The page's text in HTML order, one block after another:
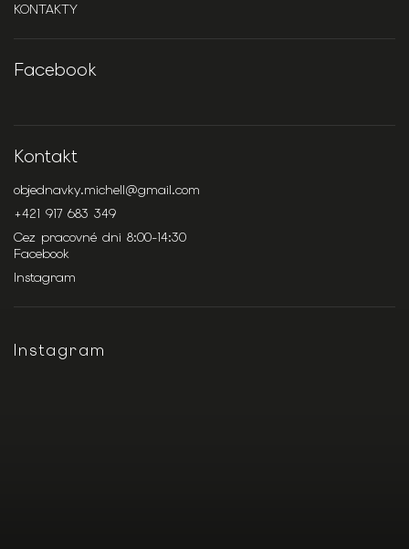
KONTAKTY
Facebook
Kontakt
objednavky.michell@gmail.com
+421 917 683 349
Cez pracovné dni 8:00-14:30
Facebook
Instagram
Instagram